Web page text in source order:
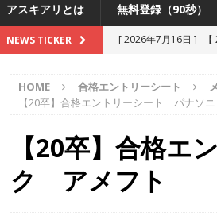
アスキアリとは 無料登録（90秒）
NEWS TICKER [ 2026年7月16日 ]
[ 2026年5月17日 ]
[ 2026年5月15日 ]
230以上の国・地域で
HOME 合格エントリーシート
【20卒】合格エントリーシート パナソ
【20卒】合格
ク アメフト